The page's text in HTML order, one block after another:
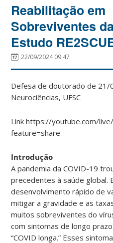
Reabilitação em
Sobreviventes
Estudo
22/09/2024 09:47
Defesa de doutorado de 21/
Neurociências, UFSC
Link https://youtube.com/
feature=share
Introdução
A pandemia da COVID-19
precedentes à saúde global.
desenvolvimento rápido de
mitigar a gravidade e as
muitos sobreviventes do
com sintomas de longo
“COVID longa.” Esses